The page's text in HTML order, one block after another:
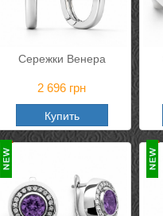
Сережки Венера
2 696 грн
Купить